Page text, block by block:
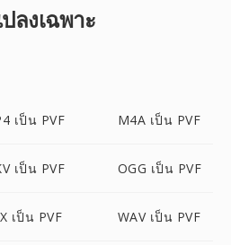
ลงเฉพาะ
เป็น PVF M4A เป็น PVF
เป็น PVF OGG เป็น PVF
เป็น PVF WAV เป็น PVF